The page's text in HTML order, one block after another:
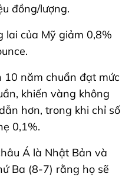
đồng/lượng.
lai của Mỹ giảm 0,8%
10 năm chuẩn đạt mức
khiến vàng không
hơn, trong khi chỉ số
0,1%.
Á là Nhật Bản và
Ba (8-7) rằng họ sẽ